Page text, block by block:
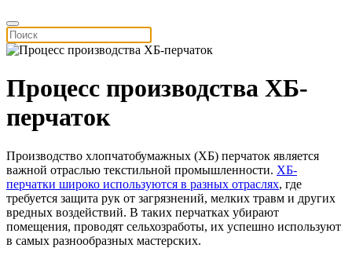
Процесс производства ХБ-
перчаток
Производство хлопчатобумажных (ХБ) перчаток является
важной отраслью текстильной промышленности. ХБ-
перчатки широко используются в разных отраслях, где
требуется защита рук от загрязнений, мелких травм и других
вредных воздействий. В таких перчатках убирают
помещения, проводят сельхозработы, их успешно используют
в самых разнообразных мастерских.